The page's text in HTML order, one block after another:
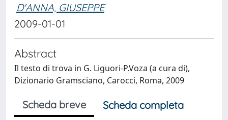
D'ANNA, GIUSEPPE
2009-01-01
Abstract
Il testo di trova in G. Liguori-P.Voza (a cura di),
Dizionario Gramsciano, Carocci, Roma, 2009
Scheda breve
Scheda completa